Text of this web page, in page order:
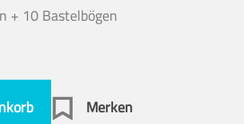
+ 10 Bastelbögen
Merken